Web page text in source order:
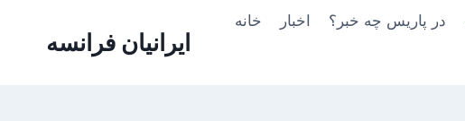
ایرانیان فرانسه
خانه اخبار در پاریس چه خبر؟